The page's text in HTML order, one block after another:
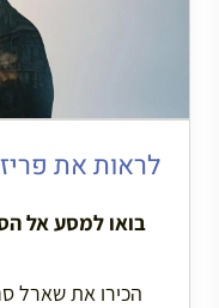
לראות את
בואו למסע אל
הכירו את שארל